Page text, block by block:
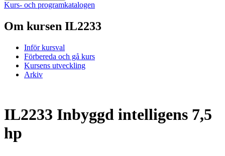
Kurs- och programkatalogen
Om kursen IL2233
Inför kursval
Förbereda och gå kurs
Kursens utveckling
Arkiv
IL2233 Inbyggd intelligens 7,5
hp